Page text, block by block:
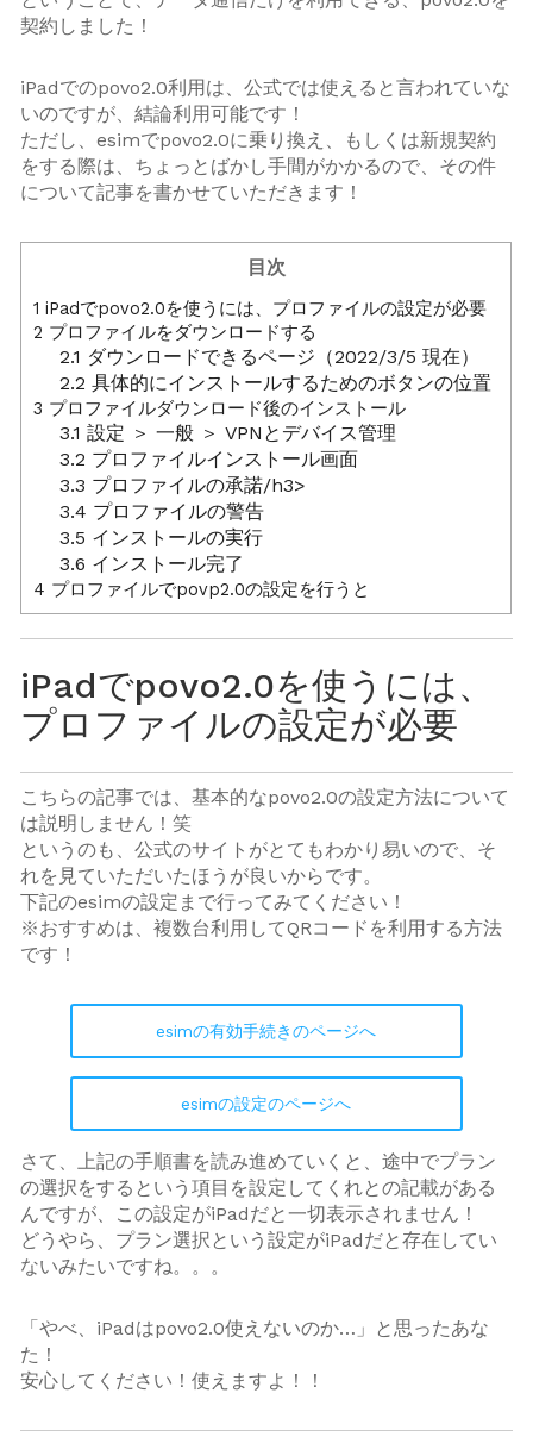
契約しました！
iPadでのpovo2.0利用は、公式では使えると言われていな
いのですが、結論利用可能です！
ただし、esimでpovo2.0に乗り換え、もしくは新規契約
をする際は、ちょっとばかし手間がかかるので、その件
について記事を書かせていただきます！
目次
1 iPadでpovo2.0を使うには、プロファイルの設定が必要
2 プロファイルをダウンロードする
2.1 ダウンロードできるページ（2022/3/5 現在）
2.2 具体的にインストールするためのボタンの位置
3 プロファイルダウンロード後のインストール
3.1 設定 ＞ 一般 ＞ VPNとデバイス管理
3.2 プロファイルインストール画面
3.3 プロファイルの承諾/h3>
3.4 プロファイルの警告
3.5 インストールの実行
3.6 インストール完了
4 プロファイルでpovp2.0の設定を行うと
iPadでpovo2.0を使うには、
プロファイルの設定が必要
こちらの記事では、基本的なpovo2.0の設定方法について
は説明しません！笑
というのも、公式のサイトがとてもわかり易いので、そ
れを見ていただいたほうが良いからです。
下記のesimの設定まで行ってみてください！
※おすすめは、複数台利用してQRコードを利用する方法
です！
esimの有効手続きのページへ
esimの設定のページへ
さて、上記の手順書を読み進めていくと、途中でプラン
の選択をするという項目を設定してくれとの記載がある
んですが、この設定がiPadだと一切表示されません！
どうやら、プラン選択という設定がiPadだと存在してい
ないみたいですね。。。
「やべ、iPadはpovo2.0使えないのか…」と思ったあな
た！
安心してください！使えますよ！！